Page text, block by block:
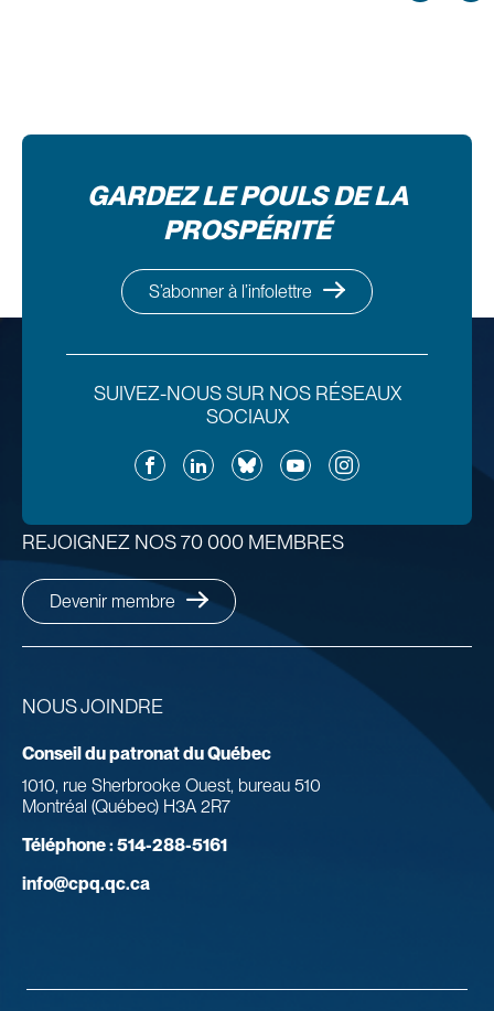
GARDEZ LE POULS DE LA
PROSPÉRITÉ
S’abonner à l’infolettre
SUIVEZ-NOUS SUR NOS RÉSEAUX
SOCIAUX
FacebookLinkedInBlueskyYouTubeInstagram
NOUS JOINDRE
Conseil du patronat du Québec
1010, rue Sherbrooke Ouest, bureau 510
Montréal (Québec) H3A 2R7
Téléphone :514-288-5161
info@cpq.qc.ca
REJOIGNEZ NOS 70 000 MEMBRES
Devenir membre